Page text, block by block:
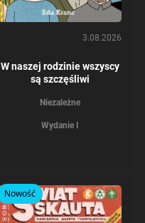
3.08.2026
W naszej rodzinie wszyscy
są szczęśliwi
Niezależne
Wydanie I
Nowość